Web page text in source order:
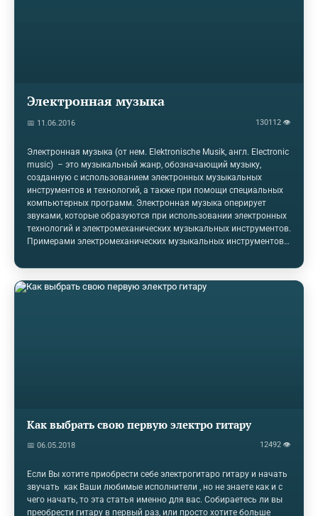
Электронная музыка
📅 11.06.2016 130112 👁
Электронная музыка (от нем. Elektronische Musik, англ. Electronic
music) – это музыкальный жанр, обозначающий музыку,
созданную с использованием электронных музыкальных
инструментов и технологий, а также при помощи специальных
компьютерных программ. Электронная музыка оперирует
звуками, которые образуются при использовании электронных
технологий и электромеханических музыкальных инструментов.
Примерами электромеханических музыкальных инструментов
Чистый электронный звук получают, применяя такие
инструменты, как терменвокс,
синтезатор и компьютер. Электронная музыка прежде
Как выбрать свою первую электро гитару
📅 06.05.2018 12492 👁
Если Вы хотите приобрести себе электрогитаро гитару и начать
звучать как Ваши любимые исполнители , но не знаете как и с
чего начать, то эта статья именно для вас. Собираетесь ли вы
преобрести гитару в первый раз, или просто хотите больше